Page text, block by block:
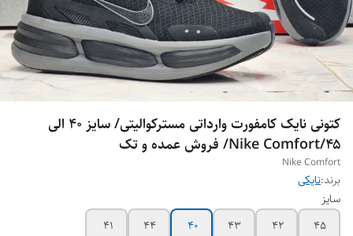
کتونی نایک کامفورت وارداتی مسترکوالیتی/ سایز ۴۰ الی
۴۵/Nike Comfort/ فروش عمده و تک
Nike Comfort
برند:نایکی
سایز
45
42
43
40
44
41